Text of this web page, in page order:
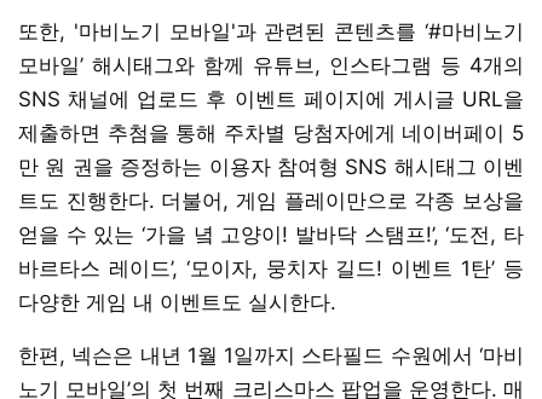
또한, '마비노기 모바일'과 관련된 콘텐츠를 ‘#마비노기
모바일’ 해시태그와 함께 유튜브, 인스타그램 등 4개의
SNS 채널에 업로드 후 이벤트 페이지에 게시글 URL을
제출하면 추첨을 통해 주차별 당첨자에게 네이버페이 5
만 원 권을 증정하는 이용자 참여형 SNS 해시태그 이벤
트도 진행한다. 더불어, 게임 플레이만으로 각종 보상을
얻을 수 있는 ‘가을 녘 고양이! 발바닥 스탬프!’, ‘도전, 타
바르타스 레이드’, ‘모이자, 뭉치자 길드! 이벤트 1탄’ 등
다양한 게임 내 이벤트도 실시한다.
한편, 넥슨은 내년 1월 1일까지 스타필드 수원에서 ‘마비
노기 모바일’의 첫 번째 크리스마스 팝업을 운영한다. 매